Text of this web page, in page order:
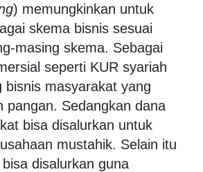
) memungkinkan untuk
skema bisnis sesuai
masing skema. Sebagai
seperti KUR syariah
bisnis masyarakat yang
pangan. Sedangkan dana
bisa disalurkan untuk
mustahik. Selain itu
disalurkan guna